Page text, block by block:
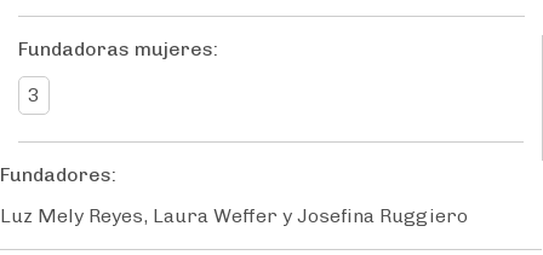
Fundadoras mujeres:
3
Fundadores:
Luz Mely Reyes, Laura Weffer y Josefina Ruggiero